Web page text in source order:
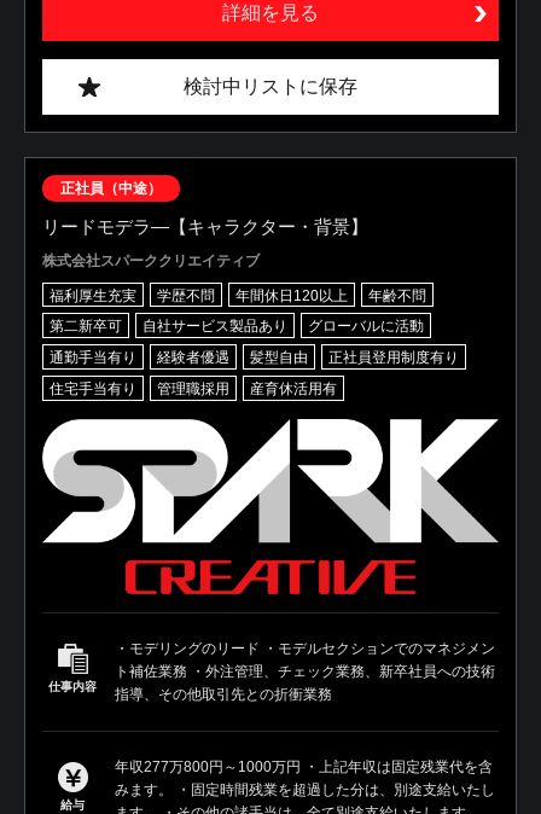
詳細を見る
検討中リストに保存
正社員（中途）
リードモデラ―【キャラクター・背景】
株式会社スパーククリエイティブ
福利厚生充実 学歴不問 年間休日120以上
年齢不問
第二新卒可
自社サービス製品あり
グローバルに活動
通勤手当有り
経験者優遇 髪型自由
正社員登用制度有り
住宅手当有り
管理職採用 産育休活用有
仕事内容
・モデリングのリード ・モデルセクションでのマネジメン
ト補佐業務 ・外注管理、チェック業務、新卒社員への技術
指導、その他取引先との折衝業務
給与
年収277万800円～1000万円 ・上記年収は固定残業代を含
みます。 ・固定時間残業を超過した分は、別途支給いたし